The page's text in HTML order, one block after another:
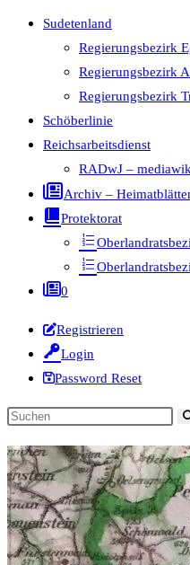
Sudetenland
Regierungsbezirk
Regierungsbezirk
Regierungsbezirk
Schöberlinie
Reichsarbeitsdienst
RADwJ –
Archiv –
Protektorat
0
Registrieren
Login
Password Reset
Diese
durchsuchen